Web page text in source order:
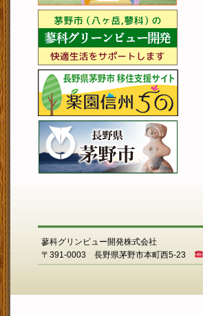
蓼科グリンビュー開発株式会社
〒391-0003 長野県茅野市本町西5-23